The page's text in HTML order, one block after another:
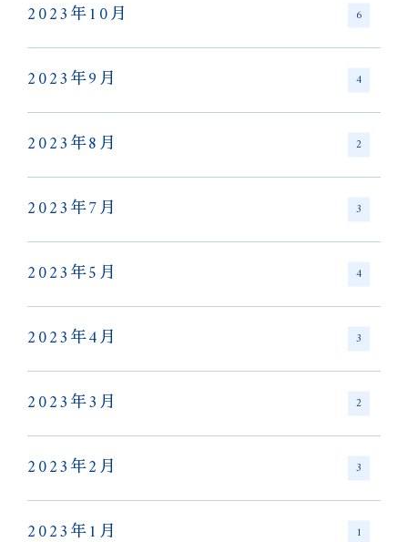
2023年10月 6
2023年9月 4
2023年8月 2
2023年7月 3
2023年5月 4
2023年4月 3
2023年3月 2
2023年2月 3
2023年1月 1